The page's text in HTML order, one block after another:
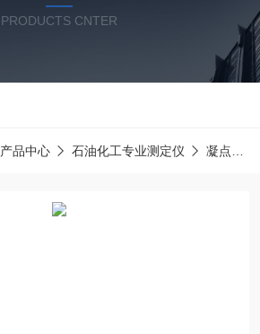
PRODUCTS CNTER
产品中心 石油化工专业测定仪 凝点倾点测定仪